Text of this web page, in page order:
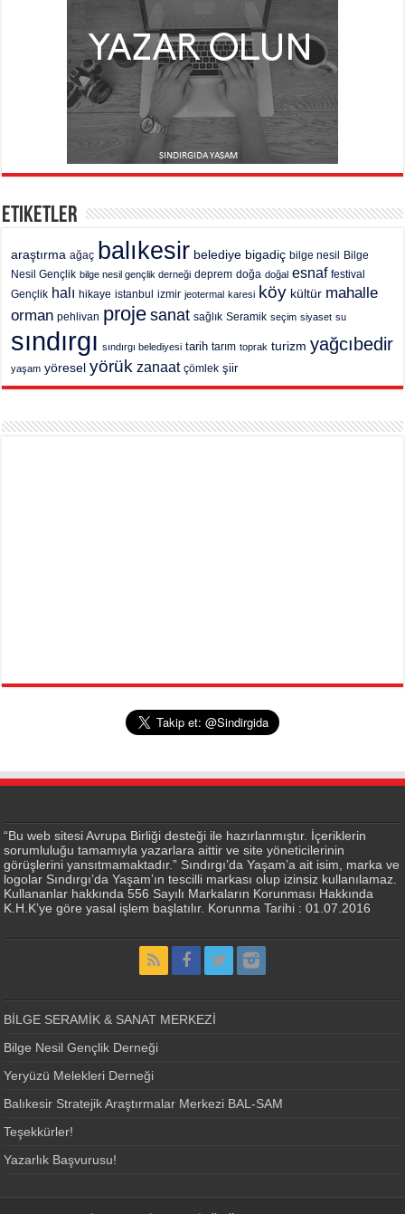
Etiketler
araştırma ağaç balıkesir belediye bigadiç bilge nesil
Bilge
Nesil Gençlik bilge nesil gençlik derneği deprem doğa doğal esnaf festival
Gençlik halı hikaye istanbul izmir jeotermal karesi köy kültür mahalle
orman pehlivan proje sanat sağlık Seramik seçim siyaset su
sındırgı sındırgı belediyesi tarih tarım toprak turizm yağcıbedir
yaşam yöresel yörük zanaat çömlek şiir
“Bu web sitesi Avrupa Birliği desteği ile hazırlanmıştır. İçeriklerin
sorumluluğu tamamıyla yazarlara aittir ve site yöneticilerinin
görüşlerini yansıtmamaktadır.” Sındırgı’da Yaşam’a ait isim, marka ve
logolar Sındırgı’da Yaşam’ın tescilli markası olup izinsiz kullanılamaz.
Kullananlar hakkında 556 Sayılı Markaların Korunması Hakkında
K.H.K’ye göre yasal işlem başlatılır. Korunma Tarihi : 01.07.2016
BİLGE SERAMİK & SANAT MERKEZİ
Bilge Nesil Gençlik Derneği
Yeryüzü Melekleri Derneği
Balıkesir Stratejik Araştırmalar Merkezi BAL-SAM
Teşekkürler!
Yazarlık Başvurusu!